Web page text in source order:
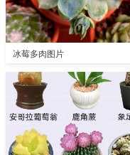
冰莓多肉图片